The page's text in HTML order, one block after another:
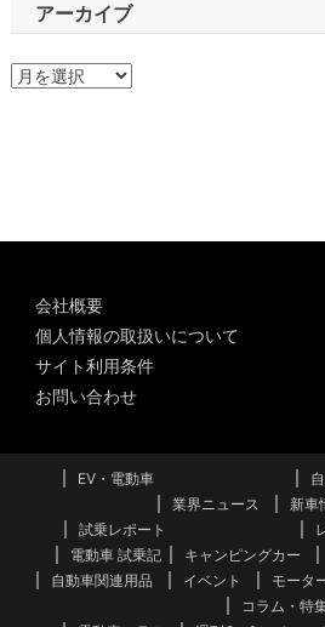
アーカイブ
ア
会社概要
個人情報の取扱いについて
サイト利用条件
お問い合わせ
EV・電動車
業界ニュース
新車
試乗レポート
電動車 試乗記
キャンピングカー
自動車関連用品
イベント モータ
コラム・特